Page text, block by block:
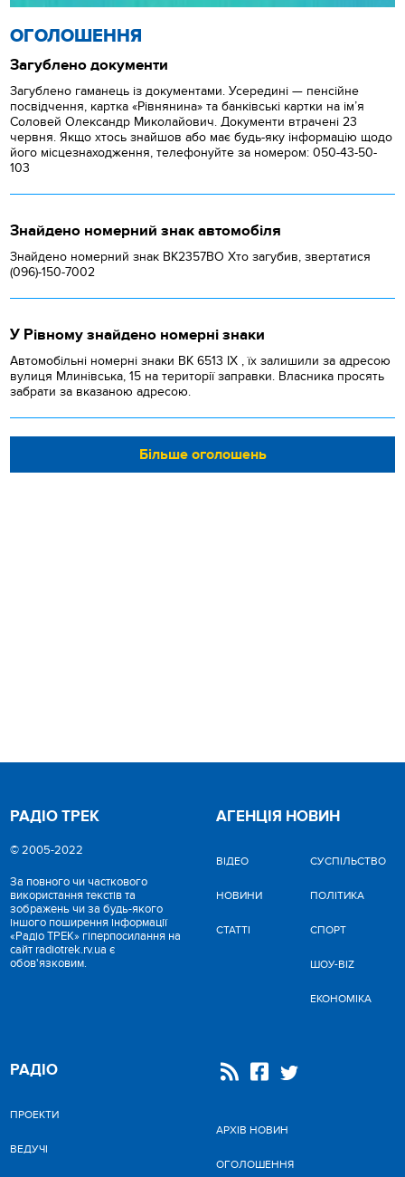
ОГОЛОШЕННЯ
Загублено документи
Загублено гаманець із документами. Усередині — пенсійне
посвідчення, картка «Рівнянина» та банківські картки на ім’я
Соловей Олександр Миколайович. Документи втрачені 23
червня. Якщо хтось знайшов або має будь-яку інформацію щодо
його місцезнаходження, телефонуйте за номером: 050-43-50-
103
Знайдено номерний знак автомобіля
Знайдено номерний знак ВК2357ВО Хто загубив, звертатися
(096)-150-7002
У Рівному знайдено номерні знаки
Автомобільні номерні знаки BK 6513 IX , їх залишили за адресою
вулиця Млинівська, 15 на території заправки. Власника просять
забрати за вказаною адресою.
Більше оголошень
РАДІО ТРЕК
© 2005-2022
За повного чи часткового
використання текстів та
зображень чи за будь-якого
іншого поширення інформації
«Радіо ТРЕК» гіперпосилання на
сайт radiotrek.rv.ua є
обов'язковим.
АГЕНЦІЯ НОВИН
ВІДЕО
НОВИНИ
СТАТТІ
CУСПІЛЬСТВО
ПОЛІТИКА
СПОРТ
ШОУ-BIZ
ЕКОНОМІКА
РАДІО
ПРОЕКТИ
ВЕДУЧІ
АРХІВ НОВИН
ОГОЛОШЕННЯ